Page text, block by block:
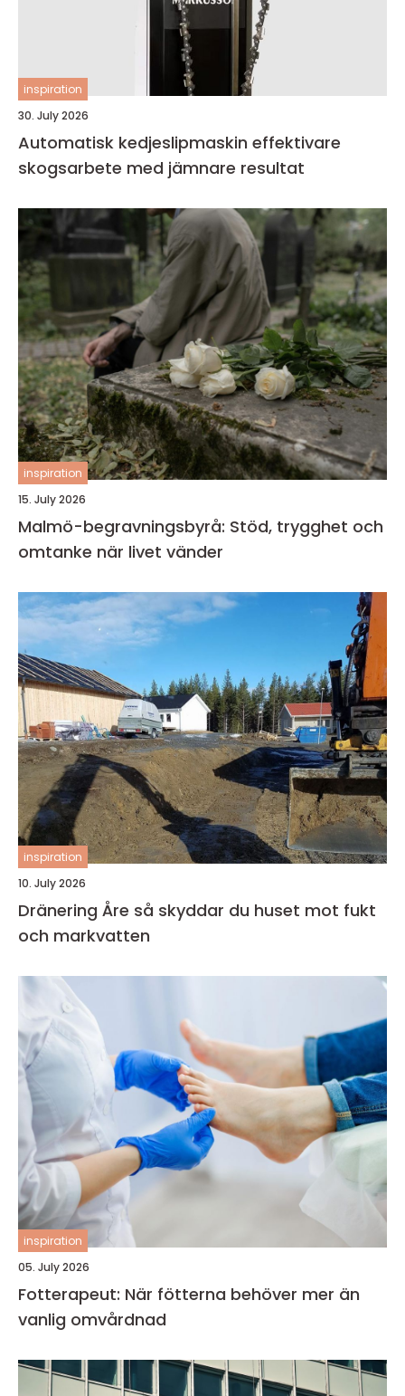
inspiration
30. July 2026
Automatisk kedjeslipmaskin effektivare
skogsarbete med jämnare resultat
inspiration
15. July 2026
Malmö-begravningsbyrå: Stöd, trygghet och
omtanke när livet vänder
inspiration
10. July 2026
Dränering Åre så skyddar du huset mot fukt
och markvatten
inspiration
05. July 2026
Fotterapeut: När fötterna behöver mer än
vanlig omvårdnad